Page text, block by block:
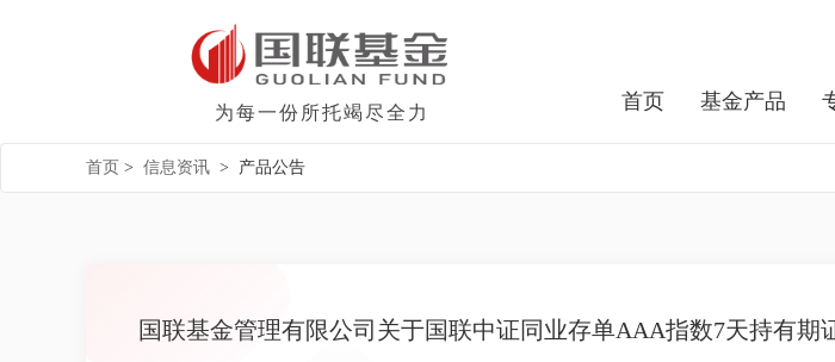
为每一份所托竭尽全力 首页 基金产品
首页 > 信息资讯 > 产品公告
国联基金管理有限公司关于国联中证同业存单AAA指数7天持有